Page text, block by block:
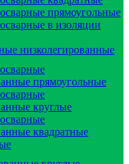
прямоугольные
в изоляции
низколегированные
прямоугольные
круглые
квадратные